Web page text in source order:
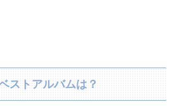
ストアルバムは？